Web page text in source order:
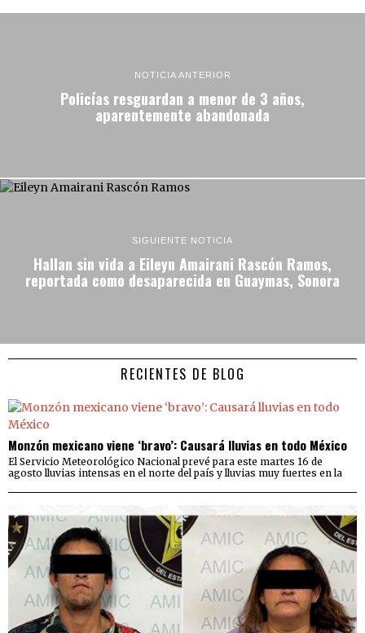
NOTICIA ANTERIOR
Policías resguardan a menor de 3 años,
aparentemente abandonada
SIGUIENTE NOTICIA
Hallan sin vida a Eileyn Amairani Rascón Ramos,
reportada como desaparecida en Guaymas, Sonora
RECIENTES DE BLOG
Monzón mexicano viene ‘bravo’: Causará lluvias en todo México
El Servicio Meteorológico Nacional prevé para este martes 16 de
agosto lluvias intensas en el norte del país y lluvias muy fuertes en la